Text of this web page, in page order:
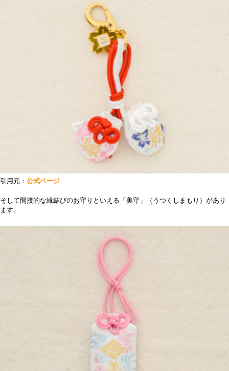
引用元： 公式ページ
そして間接的な縁結びのお守りといえる「美守」（うつくしまもり）があり
ます。